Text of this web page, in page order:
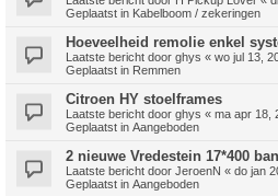
Geplaatst in Kabelboom / zekeringen
Hoeveelheid remolie enkel
Laatste bericht door ghys « wo jul 13,
Geplaatst in Remmen
Citroen HY stoelframes
Laatste bericht door ghys « ma apr 18,
Geplaatst in Aangeboden
2 nieuwe Vredestein 17*400
Laatste bericht door JeroenN « do jan
Geplaatst in Aangeboden